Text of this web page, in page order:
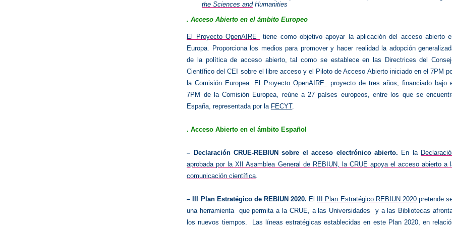
the Sciences andHumanities
. Acceso Abierto en el ámbito Europeo
El Proyecto OpenAIRE
tiene como objetivo apoyar la aplicación del acceso abierto
Europa. Proporciona los medios para promover y hacer realidad la adopción
de la política de acceso abierto, tal como se establece en las Directrices del
Científico del CEI sobre el libre acceso y el Piloto de Acceso Abierto iniciado en el 7PM
la Comisión Europea. El Proyecto OpenAIRE
proyecto de tres años, financiado bajo
7PM de la Comisión Europea, reúne a 27 países europeos, entre los que se
España, representada por la FECYT.
. Acceso Abierto en el ámbito Español
– Declaración CRUE-REBIUN sobre el acceso electrónico abierto. En la
aprobada por la XII Asamblea General de REBIUN, la CRUE apoya el acceso abierto a
comunicación científica.
– III Plan Estratégico de REBIUN 2020. El III Plan Estratégico REBIUN 2020pretende
una herramienta que permita a la CRUE, a las Universidades y a las Bibliotecas
los nuevos tiempos.
Las líneas estratégicas establecidas en este Plan 2020, en